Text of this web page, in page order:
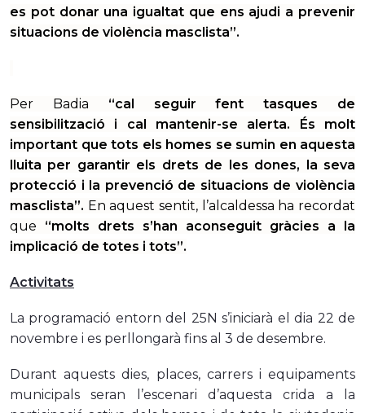
es pot donar una igualtat que ens ajudi a prevenir
situacions de violència masclista”.
Per Badia “cal seguir fent tasques de
sensibilització i cal mantenir-se alerta. És molt
important que tots els homes se sumin en aquesta
lluita per garantir els drets de les dones, la seva
protecció i la prevenció de situacions de violència
masclista”. En aquest sentit, l’alcaldessa ha recordat
que “molts drets s’han aconseguit gràcies a la
implicació de totes i tots”.
Activitats
La programació entorn del 25N s’iniciarà el dia 22 de
novembre i es perllongarà fins al 3 de desembre.
Durant aquests dies, places, carrers i equipaments
municipals seran l’escenari d’aquesta crida a la